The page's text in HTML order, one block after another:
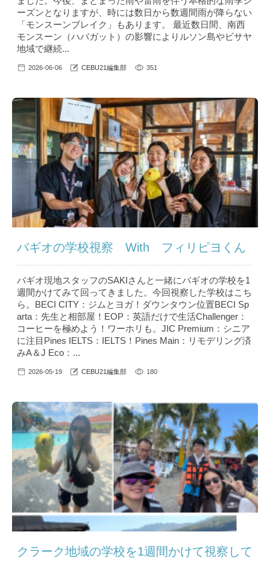
ーズンとなりますが、時には数日から数週間雨が降らない
「モンスーンブレイク」もあります。 最近数日間、南西
モンスーン（ハバガット）の影響によりルソン島やビサヤ
地域で継続...
2026-06-06 CEBU21編集部 351
バギオの学校視察 With フィリピヨくん
バギオ現地スタッフのSAKIさんと一緒にバギオの学校を1
週間かけてみて回ってきました。今回視察した学校はこち
ら。BECI CITY：ジムとヨガ！ダウンタウン位置BECI Sp
arta：先生と相部屋！EOP：英語だけで生活Challenger：
コーヒーを極めよう！ワーホリも。JIC Premium：シニア
に注目Pines IELTS：IELTS！Pines Main：リモデリング済
みA＆J Eco：...
2026-05-19 CEBU21編集部 180
クラーク地域の学校を1週間かけて視察して